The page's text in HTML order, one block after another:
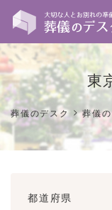
東
葬儀のデスク >葬儀
都道府県